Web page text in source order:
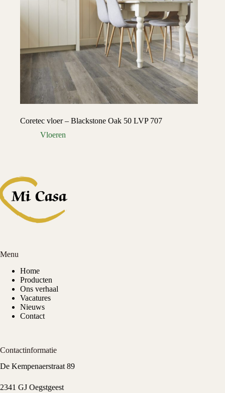
Coretec vloer – Blackstone Oak 50 LVP 707
Vloeren
Menu
Home
Producten
Ons verhaal
Vacatures
Nieuws
Contact
Contactinformatie
De Kempenaerstraat 89
2341 GJ Oegstgeest